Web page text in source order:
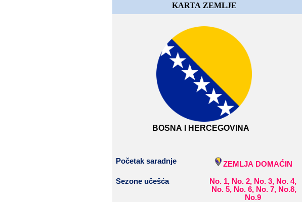
KARTA​​ ZEMLJE
BOSNA​​ I​​ HERCEGOVINA
Početak ​​saradnje ZEMLJA​​ DOMAĆIN
Sezone​​ učešća
No.​​ 1,​​ No.​​ 2,​​ No.​​ 3,​​ No.​​ 4,​​
No.​​ 5,​​ No.​​ 6,​​ No.​​ 7,​​ No.8,​​
No.9​​